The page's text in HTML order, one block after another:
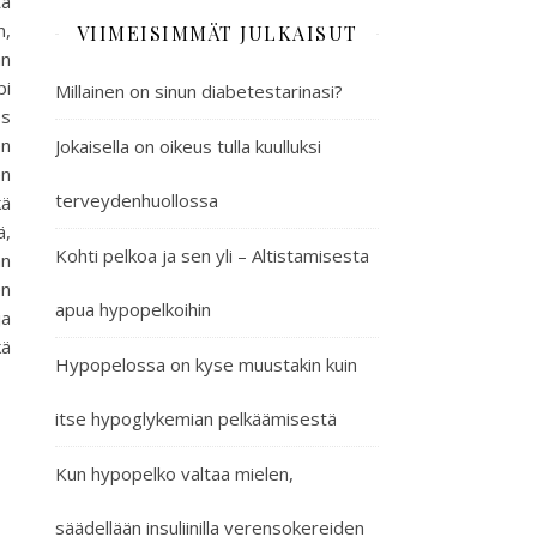
VIIMEISIMMÄT JULKAISUT
Millainen on sinun diabetestarinasi?
Jokaisella on oikeus tulla kuulluksi
terveydenhuollossa
Kohti pelkoa ja sen yli – Altistamisesta
apua hypopelkoihin
Hypopelossa on kyse muustakin kuin
itse hypoglykemian pelkäämisestä
Kun hypopelko valtaa mielen,
säädellään insuliinilla verensokereiden